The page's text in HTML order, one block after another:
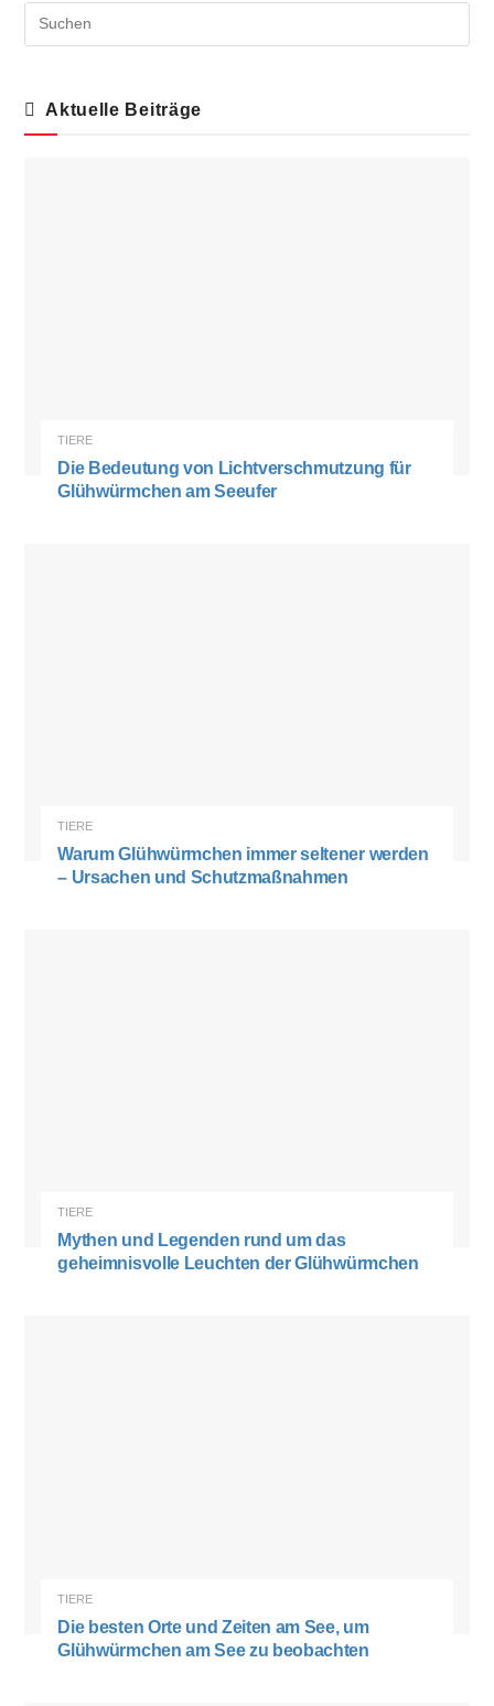
Aktuelle Beiträge
TIERE
Die Bedeutung von Lichtverschmutzung für
Glühwürmchen am Seeufer
TIERE
Warum Glühwürmchen immer seltener werden
– Ursachen und Schutzmaßnahmen
TIERE
Mythen und Legenden rund um das
geheimnisvolle Leuchten der Glühwürmchen
TIERE
Die besten Orte und Zeiten am See, um
Glühwürmchen am See zu beobachten